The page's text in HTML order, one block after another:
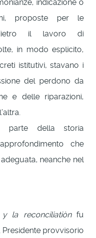
indicazione o
proposte per le
dietro il lavoro di
in modo esplicito,
istitutivi, stavano i
del perdono da
e delle riparazioni,
parte della storia
che
neanche nel
la reconciliatiònfu
provvisorio